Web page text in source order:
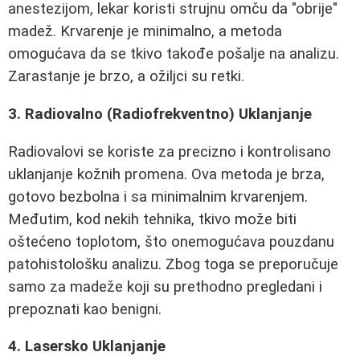
anestezijom, lekar koristi strujnu omču da "obrije"
madež. Krvarenje je minimalno, a metoda
omogućava da se tkivo takođe pošalje na analizu.
Zarastanje je brzo, a ožiljci su retki.
3. Radiovalno (Radiofrekventno) Uklanjanje
Radiovalovi se koriste za precizno i kontrolisano
uklanjanje kožnih promena. Ova metoda je brza,
gotovo bezbolna i sa minimalnim krvarenjem.
Međutim, kod nekih tehnika, tkivo može biti
oštećeno toplotom, što onemogućava pouzdanu
patohistološku analizu. Zbog toga se preporučuje
samo za madeže koji su prethodno pregledani i
prepoznati kao benigni.
4. Lasersko Uklanjanje